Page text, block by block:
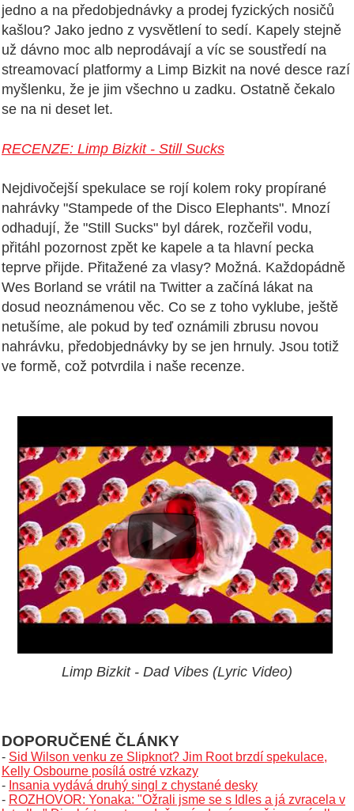
jedno a na předobjednávky a prodej fyzických nosičů
kašlou? Jako jedno z vysvětlení to sedí. Kapely stejně
už dávno moc alb neprodávají a víc se soustředí na
streamovací platformy a Limp Bizkit na nové desce razí
myšlenku, že je jim všechno u zadku. Ostatně čekalo
se na ni deset let.
RECENZE: Limp Bizkit - Still Sucks
Nejdivočejší spekulace se rojí kolem roky propírané
nahrávky "Stampede of the Disco Elephants". Mnozí
odhadují, že "Still Sucks" byl dárek, rozčeřil vodu,
přitáhl pozornost zpět ke kapele a ta hlavní pecka
teprve přijde. Přitažené za vlasy? Možná. Každopádně
Wes Borland se vrátil na Twitter a začíná lákat na
dosud neoznámenou věc. Co se z toho vyklube, ještě
netušíme, ale pokud by teď oznámili zbrusu novou
nahrávku, předobjednávky by se jen hrnuly. Jsou totiž
ve formě, což potvrdila i naše recenze.
Limp Bizkit - Dad Vibes (Lyric Video)
DOPORUČENÉ ČLÁNKY
- Sid Wilson venku ze Slipknot? Jim Root brzdí spekulace,
Kelly Osbourne posílá ostré vzkazy
- Insania vydává druhý singl z chystané desky
- ROZHOVOR: Yonaka: "Ožrali jsme se s Idles a já zvracela v